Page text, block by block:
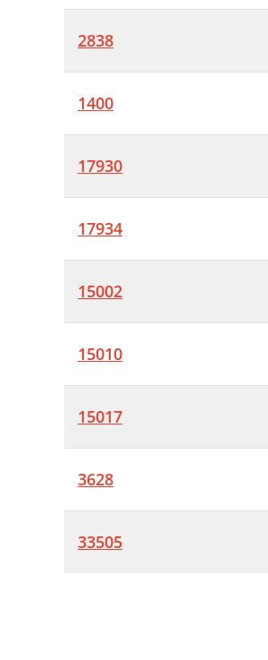
2838
1400
17930
17934
15002
15010
15017
3628
33505